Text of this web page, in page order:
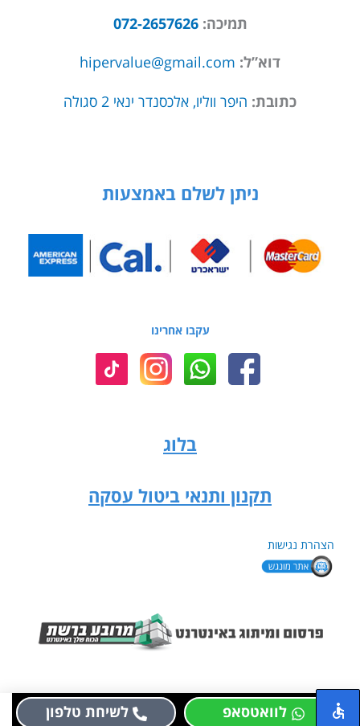
תמיכה:072-2657626
דוא”ל: hipervalue@gmail.com
כתובת: היפר ווליו, אלכסנדר ינאי 2 סגולה
ניתן לשלם באמצעות
עקבו אחרינו
בלוג
תקנון ותנאי ביטול עסקה
הצהרת נגישות
לוואטסאפ לשיחת טלפון